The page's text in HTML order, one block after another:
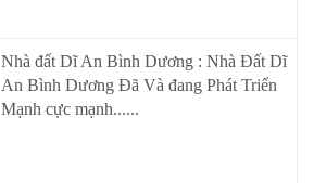
Nhà đất Dĩ An Bình Dương : Nhà Đất Dĩ
An Bình Dương Đã Và đang Phát Triển
Mạnh cực mạnh......